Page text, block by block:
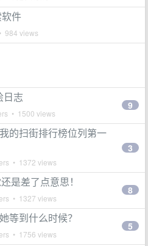
件
984 views
日志
• 1500 views
9
的扫街排行榜位列第一
• 1372 views
3
是差了点意思！
• 1327 views
8
等到什么时候？
• 1756 views
5